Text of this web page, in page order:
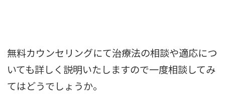
無料カウンセリングにて治療法の相談や適応につ
いても詳しく説明いたしますので一度相談してみ
てはどうでしょうか。